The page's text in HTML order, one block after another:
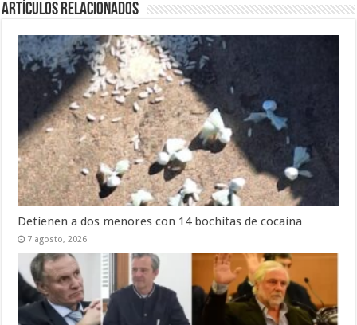
Artículos Relacionados
Detienen a dos menores con 14 bochitas de cocaína
7 agosto, 2026